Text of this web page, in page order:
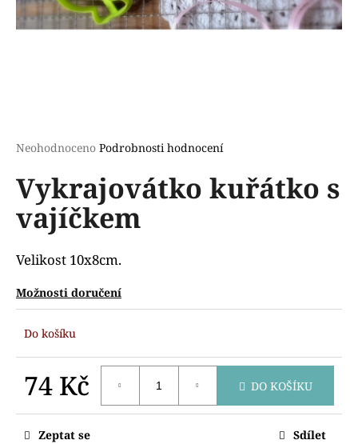
Průměrné
produktu
je
z
hvězdiček.
Neohodnoceno Podrobnosti hodnocení
Vykrajovátko kuřátko s
vajíčkem
Velikost 10x8cm.
Možnosti doručení
Do košíku
74 Kč DO KOŠÍKU
Zeptat se Sdílet
a
HLEDAT
D
p
o
u
č
u
e
m